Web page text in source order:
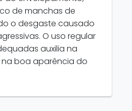
de manchas de
o desgaste causado
O uso regular
auxilia na
boa aparência do